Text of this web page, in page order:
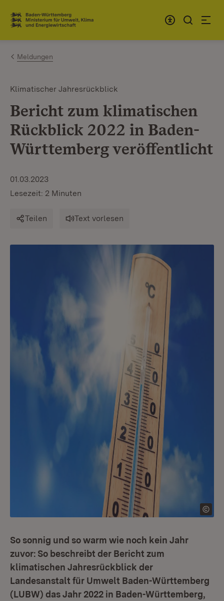
Zum Inhalt springen
Link zur Startseite
Meldungen
Klimatischer Jahresrückblick
Bericht zum klimatischen
Rückblick 2022 in Baden-
Württemberg veröffentlicht
01.03.2023
Lesezeit: 2 Minuten
Teilen Text vorlesen
So sonnig und so warm wie noch kein Jahr
zuvor: So beschreibt der Bericht zum
klimatischen Jahresrückblick der
Landesanstalt für Umwelt Baden-Württemberg
(LUBW) das Jahr 2022 in Baden-Württemberg,